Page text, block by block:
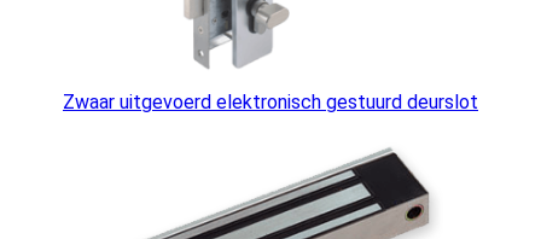
Zwaar uitgevoerd elektronisch gestuurd deurslot